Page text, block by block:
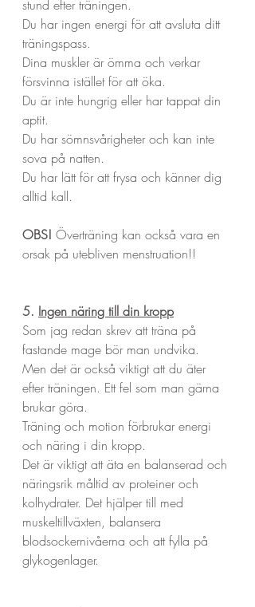
stund efter träningen.
Du har ingen energi för att avsluta ditt
träningspass.
Dina muskler är ömma och verkar
försvinna istället för att öka.
Du är inte hungrig eller har tappat din
aptit.
Du har sömnsvårigheter och kan inte
sova på natten.
Du har lätt för att frysa och känner dig
alltid kall.
OBS! Överträning kan också vara en
orsak på utebliven menstruation!!
5. Ingen näring till din kropp
Som jag redan skrev att träna på
fastande mage bör man undvika.
Men det är också viktigt att du äter
efter träningen. Ett fel som man gärna
brukar göra.
Träning och motion förbrukar energi
och näring i din kropp.
Det är viktigt att äta en balanserad och
näringsrik måltid av proteiner och
kolhydrater. Det hjälper till med
muskeltillväxten, balansera
blodsockernivåerna och att fylla på
glykogenlager.